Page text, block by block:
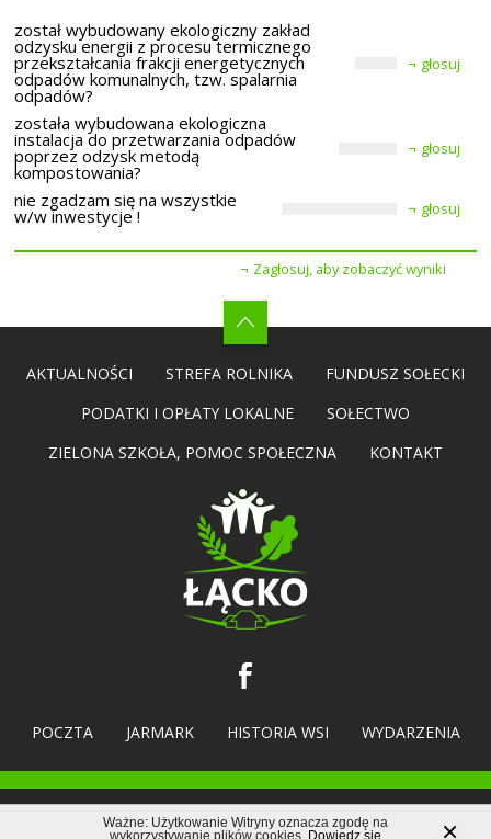
został wybudowany ekologiczny zakład
odzysku energii z procesu termicznego
przekształcania frakcji energetycznych
odpadów komunalnych, tzw. spalarnia
odpadów?
głosuj
została wybudowana ekologiczna
instalacja do przetwarzania odpadów
poprzez odzysk metodą
kompostowania?
głosuj
nie zgadzam się na wszystkie
w/w inwestycje ! głosuj
Zagłosuj, aby zobaczyć wyniki
AKTUALNOŚCI STREFA ROLNIKA
FUNDUSZ SOŁECKI
PODATKI I OPŁATY LOKALNE
SOŁECTWO
ZIELONA SZKOŁA, POMOC SPOŁECZNA
KONTAKT
POCZTA JARMARK HISTORIA WSI WYDARZENIA
Wszelkie prawa zastrzeżone (c) 2017-2026 |wieslacko.pl
WykonanieBluLink.pl
Ważne: Użytkowanie Witryny oznacza zgodę na
wykorzystywanie plików cookies. Dowiedz się ×